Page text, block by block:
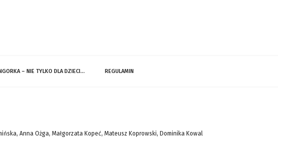
– NIE TYLKO DLA DZIECI… REGULAMIN
Anna Ożga, Małgorzata Kopeć, Mateusz Koprowski, Dominika Kowal